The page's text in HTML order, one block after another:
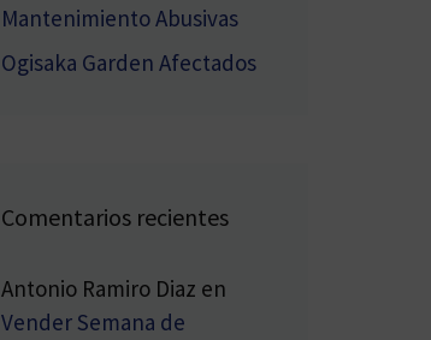
Mantenimiento Abusivas
Ogisaka Garden Afectados
Comentarios recientes
Antonio Ramiro Diaz en
Vender Semana de